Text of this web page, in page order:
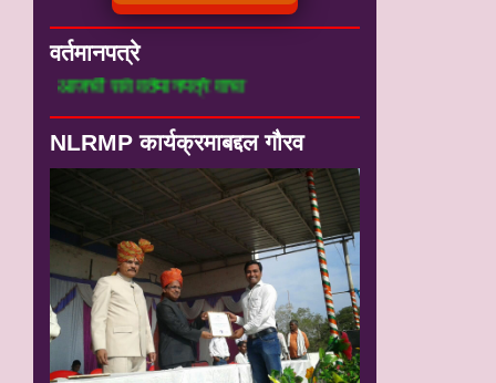
वर्तमानपत्रे
आजची सर्व वर्तमानपत्रे वाचा
NLRMP कार्यक्रमाबद्दल गौरव